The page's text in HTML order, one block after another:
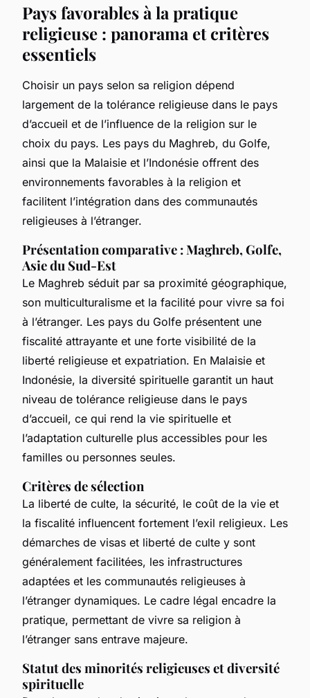
Pays favorables à la pratique
religieuse : panorama et critères
essentiels
Choisir un pays selon sa religion dépend
largement de la tolérance religieuse dans le pays
d’accueil et de l’influence de la religion sur le
choix du pays. Les pays du Maghreb, du Golfe,
ainsi que la Malaisie et l’Indonésie offrent des
environnements favorables à la religion et
facilitent l’intégration dans des communautés
religieuses à l’étranger.
Présentation comparative : Maghreb, Golfe,
Asie du Sud-Est
Le Maghreb séduit par sa proximité géographique,
son multiculturalisme et la facilité pour vivre sa foi
à l’étranger. Les pays du Golfe présentent une
fiscalité attrayante et une forte visibilité de la
liberté religieuse et expatriation. En Malaisie et
Indonésie, la diversité spirituelle garantit un haut
niveau de tolérance religieuse dans le pays
d’accueil, ce qui rend la vie spirituelle et
l’adaptation culturelle plus accessibles pour les
familles ou personnes seules.
Critères de sélection
La liberté de culte, la sécurité, le coût de la vie et
la fiscalité influencent fortement l’exil religieux. Les
démarches de visas et liberté de culte y sont
généralement facilitées, les infrastructures
adaptées et les communautés religieuses à
l’étranger dynamiques. Le cadre légal encadre la
pratique, permettant de vivre sa religion à
l’étranger sans entrave majeure.
Statut des minorités religieuses et diversité
spirituelle